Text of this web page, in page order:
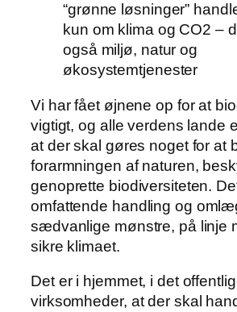
“grønne løsninger”
kun om klima og CO2 –
også miljø, natur og
økosystemtjenester
Vi har fået øjnene op for at
vigtigt, og alle verdens lande
at der skal gøres noget for at
forarmningen af naturen,
genoprette biodiversiteten.
omfattende handling og
sædvanlige mønstre, på linje
sikre klimaet.
Det er i hjemmet, i det
virksomheder, at der skal